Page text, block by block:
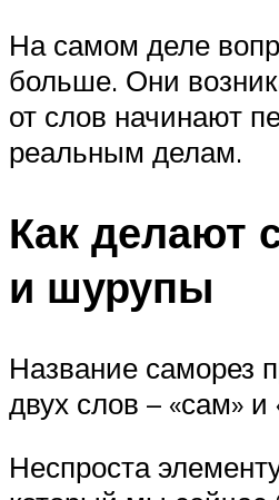
На самом деле
больше. Они
от слов начинают
реальным делам.
Как делают
и шурупы
Название саморез
двух слов – «сам» и
Неспроста